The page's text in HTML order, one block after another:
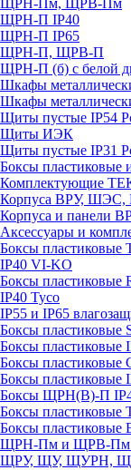
ЩРН-Пм, ЩРВ-Пм
ЩРН-П IP40
ЩРН-П IP65
ЩРН-П, ЩРВ-П
ЩРН-П (б) с белой
Шкафы
Шкафы
Щиты пустые IP54
Щиты ИЭК
Щиты пустые IP31
Боксы пластиковые
Комплектующие
Корпуса ВРУ,
Корпуса и панели
Аксессуары и
Боксы пластиковые
IP40 VI-KO
Боксы пластиковые
IP40 Тусо
IP55 и IP65
Боксы пластиковые
Боксы пластиковые
Боксы пластиковые
Боксы пластиковые
Боксы ЩРН(В)-П
Боксы пластиковые
Боксы пластиковые
ЩРН-Пм и ЩРВ-Пм
ЩРУ, ЩУ, ЩУРН,